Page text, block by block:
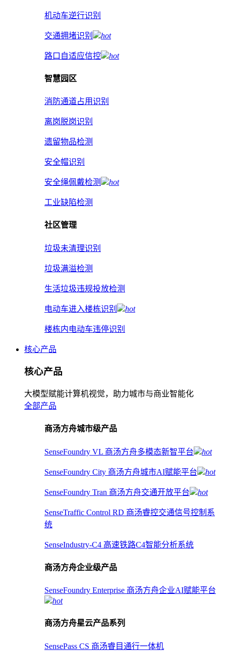
机动车逆行识别
交通拥堵识别 hot
路口自适应信控 hot
智慧园区
消防通道占用识别
离岗脱岗识别
遗留物品检测
安全帽识别
安全绳佩戴检测 hot
工业缺陷检测
社区管理
垃圾未清理识别
垃圾满溢检测
生活垃圾违规投放检测
电动车进入楼栋识别 hot
楼栋内电动车违停识别
核心产品
核心产品
大模型赋能计算机视觉，助力城市与商业智能化
全部产品
商汤方舟城市级产品
SenseFoundry VL 商汤方舟多模态新智平台 hot
SenseFoundry City 商汤方舟城市AI赋能平台 hot
SenseFoundry Tran 商汤方舟交通开放平台 hot
SenseTraffic Control RD 商汤睿控交通信号控制系
统
SenseIndustry-C4 高速铁路C4智能分析系统
商汤方舟企业级产品
SenseFoundry Enterprise 商汤方舟企业AI赋能平台
hot
商汤方舟星云产品系列
SensePass CS 商汤睿目通行一体机